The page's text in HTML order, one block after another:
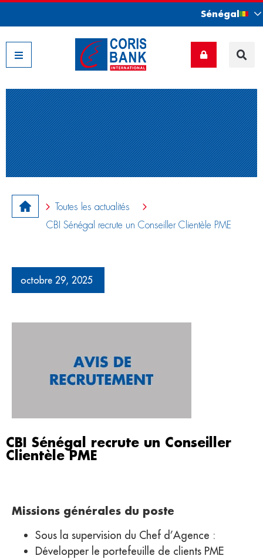
Nos filiales
Sénégal
Toutes les actualités
CBI Sénégal recrute un Conseiller Clientèle PME
octobre 29, 2025
CBI Sénégal recrute un Conseiller
Clientèle PME
Missions générales du poste
Sous la supervision du Chef d’Agence :
Développer le portefeuille de clients PME